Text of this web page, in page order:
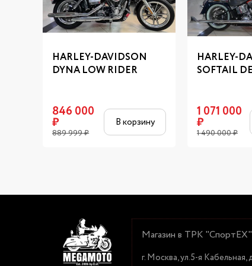
HARLEY-DAVIDSON
DYNA LOW RIDER
846 000
₽
889 999₽
В корзину
HARLEY-
SOFTAIL
1 071 000
₽
1 490 000₽
Магазин в ТРК "СпортЕХ"
г. Москва, ул.5-я Кабельная,